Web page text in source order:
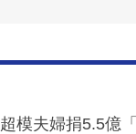
超模夫婦捐5.5億